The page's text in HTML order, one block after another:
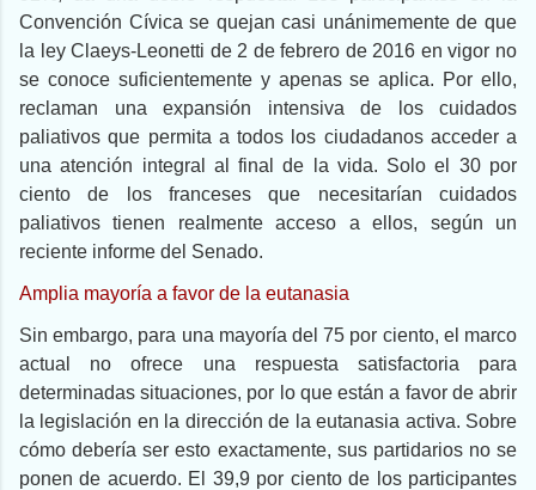
Convención Cívica se quejan casi unánimemente de que
la ley Claeys-Leonetti de 2 de febrero de 2016 en vigor no
se conoce suficientemente y apenas se aplica. Por ello,
reclaman una expansión intensiva de los cuidados
paliativos que permita a todos los ciudadanos acceder a
una atención integral al final de la vida. Solo el 30 por
ciento de los franceses que necesitarían cuidados
paliativos tienen realmente acceso a ellos, según un
reciente informe del Senado.
Amplia mayoría a favor de la eutanasia
Sin embargo, para una mayoría del 75 por ciento, el marco
actual no ofrece una respuesta satisfactoria para
determinadas situaciones, por lo que están a favor de abrir
la legislación en la dirección de la eutanasia activa. Sobre
cómo debería ser esto exactamente, sus partidarios no se
ponen de acuerdo. El 39,9 por ciento de los participantes